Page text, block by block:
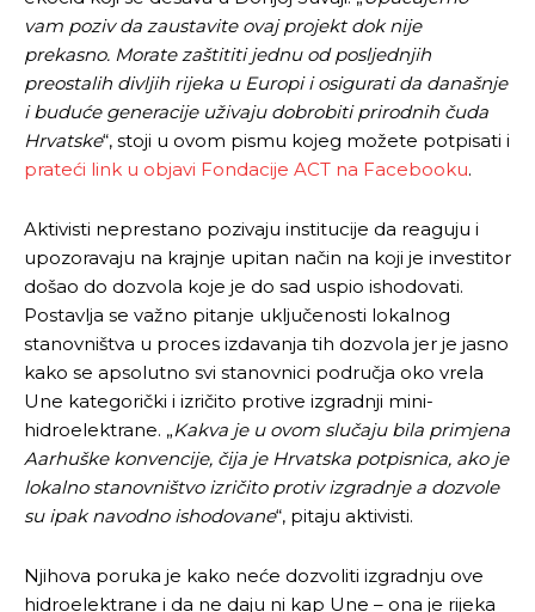
vam poziv da zaustavite ovaj projekt dok nije
prekasno. Morate zaštititi jednu od posljednjih
preostalih divljih rijeka u Europi i osigurati da današnje
i buduće generacije uživaju dobrobiti prirodnih čuda
Hrvatske“, stoji u ovom pismu kojeg možete potpisati i
prateći link u objavi Fondacije ACT na Facebooku.
Aktivisti neprestano pozivaju institucije da reaguju i
upozoravaju na krajnje upitan način na koji je investitor
došao do dozvola koje je do sad uspio ishodovati.
Postavlja se važno pitanje uključenosti lokalnog
stanovništva u proces izdavanja tih dozvola jer je jasno
kako se apsolutno svi stanovnici područja oko vrela
Une kategorički i izričito protive izgradnji mini-
hidroelektrane. „Kakva je u ovom slučaju bila primjena
Aarhuške konvencije, čija je Hrvatska potpisnica, ako je
lokalno stanovništvo izričito protiv izgradnje a dozvole
su ipak navodno ishodovane“, pitaju aktivisti.
Njihova poruka je kako neće dozvoliti izgradnju ove
hidroelektrane i da ne daju ni kap Une – ona je rijeka